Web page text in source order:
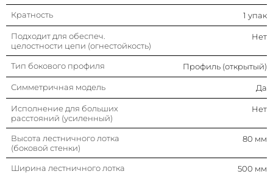
Вид/ марка материала Сталь
Тип ступени
профиль
Защитное покрытие поверхности Горячее цинкование
Цвет Светло-серый
Кратность 1 упак
Подходит для обеспеч.
целостности цепи (огнестойкость)
Нет
Тип бокового профиля Профиль (открытый)
Симметричная модель Да
Исполнение для больших
расстояний (усиленный)
Нет
Высота лестничного лотка
(боковой стенки)
80 мм
Ширина лестничного лотка 500 мм